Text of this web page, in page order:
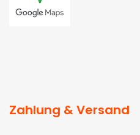
Zahlung & Versand